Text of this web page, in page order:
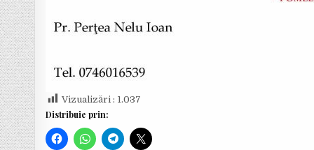
Vizualizări : 1.037
Distribuie prin: